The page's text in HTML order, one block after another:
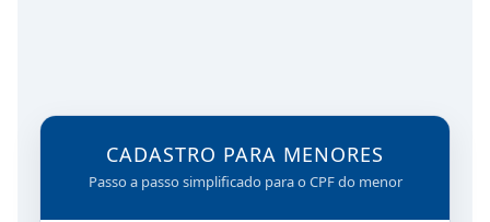
CADASTRO PARA MENORES
Passo a passo simplificado para o CPF do menor